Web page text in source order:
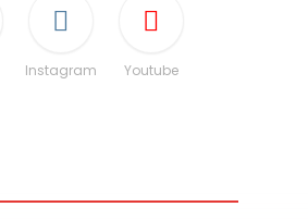
Instagram Youtube